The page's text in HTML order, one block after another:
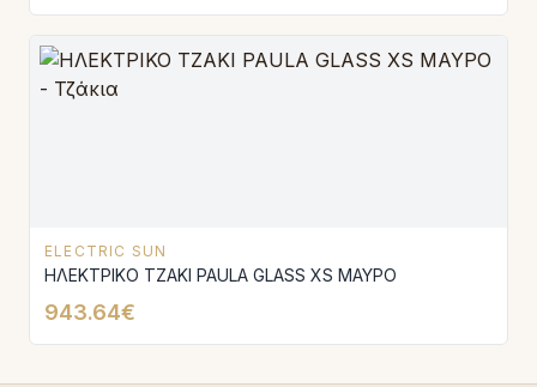
ELECTRIC SUN
ΗΛΕΚΤΡΙΚΟ ΤΖΑΚΙ PAULA GLASS XS ΜΑΥΡΟ
943.64€